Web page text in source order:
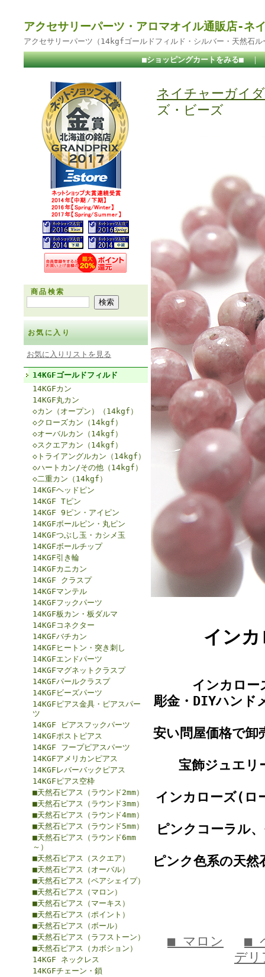
アクセサリーパーツ・アロマオイル通販店-ネ
アクセサリーパーツ（14kgfゴールドフィルド・シルバー・天然石
■ショッピングカートをみる■ ｜
商品検索
お気に入り
お気に入りリストを見る
14KGFゴールドフィルド
14KGFカン
14KGF丸カン
◇カン（オープン）（14kgf）
◇クローズカン（14kgf）
◇オーバルカン（14kgf）
◇スクエアカン（14kgf）
◇トライアングルカン（14kgf）
◇ハートカン/その他（14kgf）
◇二重カン（14kgf）
14KGFヘッドピン
14KGF Tピン
14KGF 9ピン・アイピン
14KGFボールピン・丸ピン
14KGFつぶし玉・カシメ玉
14KGFボールチップ
14KGF引き輪
14KGFカニカン
14KGF クラスプ
14KGFマンテル
14KGFフックパーツ
14KGF板カン・板ダルマ
14KGFコネクター
14KGFバチカン
14KGFヒートン・突き刺し
14KGFエンドパーツ
14KGFマグネットクラスプ
14KGFパールクラスプ
14KGFビーズパーツ
14KGFピアス金具・ピアスパー
ツ
14KGF ピアスフックパーツ
14KGFポストピアス
14KGF フープピアスパーツ
14KGFアメリカンピアス
14KGFレバーバックピアス
14KGFピアス空枠
■天然石ピアス（ラウンド2mm）
■天然石ピアス（ラウンド3mm）
■天然石ピアス（ラウンド4mm）
■天然石ピアス（ラウンド5mm）
■天然石ピアス（ラウンド6mm
～）
■天然石ピアス（スクエア）
■天然石ピアス（オーバル）
■天然石ピアス（ペアシェイプ）
■天然石ピアス（マロン）
■天然石ピアス（マーキス）
■天然石ピアス（ポイント）
■天然石ピアス（ボール）
■天然石ピアス（ラフストーン）
■天然石ピアス（カボション）
14KGF ネックレス
14KGFチェーン・鎖
ネイチャーガイ
ズ・ビーズ
インカ
インカロー
彫金・DIYハンド
安い問屋価格で卸
宝飾ジュエリ
インカローズ(ロ
ピンクコーラル
ピンク色系の天
■ マロン
■
デリ